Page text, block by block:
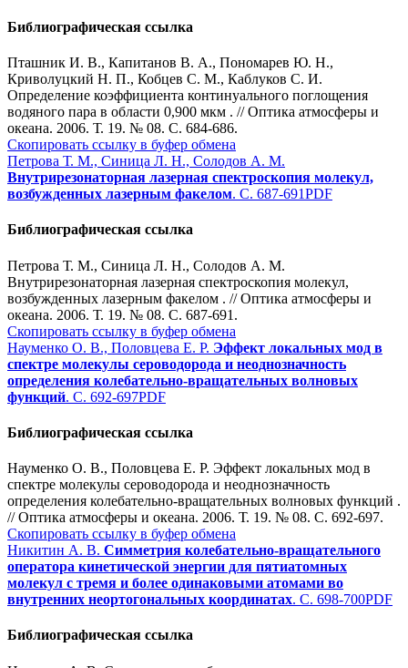
Библиографическая ссылка
Пташник И. В., Капитанов В. А., Пономарев Ю. Н.,
Криволуцкий Н. П., Кобцев С. М., Каблуков С. И.
Определение коэффициента континуального поглощения
водяного пара в области 0,900 мкм . // Оптика атмосферы и
океана. 2006. Т. 19. № 08. С. 684-686.
Скопировать ссылку в буфер обмена
Петрова Т. М., Синица Л. Н., Солодов А. М.
Внутрирезонаторная лазерная спектроскопия молекул,
возбужденных лазерным факелом. С. 687-691PDF
Библиографическая ссылка
Петрова Т. М., Синица Л. Н., Солодов А. М.
Внутрирезонаторная лазерная спектроскопия молекул,
возбужденных лазерным факелом . // Оптика атмосферы и
океана. 2006. Т. 19. № 08. С. 687-691.
Скопировать ссылку в буфер обмена
Науменко О. В., Половцева Е. Р. Эффект локальных мод в
спектре молекулы сероводорода и неоднозначность
определения колебательно-вращательных волновых
функций. С. 692-697PDF
Библиографическая ссылка
Науменко О. В., Половцева Е. Р. Эффект локальных мод в
спектре молекулы сероводорода и неоднозначность
определения колебательно-вращательных волновых функций .
// Оптика атмосферы и океана. 2006. Т. 19. № 08. С. 692-697.
Скопировать ссылку в буфер обмена
Никитин А. В. Симметрия колебательно-вращательного
оператора кинетической энергии для пятиатомных
молекул с тремя и более одинаковыми атомами во
внутренних неортогональных координатах. С. 698-700PDF
Библиографическая ссылка